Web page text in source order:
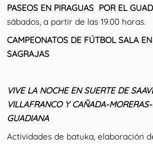
PASEOS EN PIRAGUAS POR EL
sábados, a partir de las 19.00 horas.
CAMPEONATOS DE FÚTBOL SALA
SAGRAJAS
VIVE LA NOCHE EN SUERTE DE
VILLAFRANCO Y CAÑADA-
GUADIANA
Actividades de batuka, elaboración